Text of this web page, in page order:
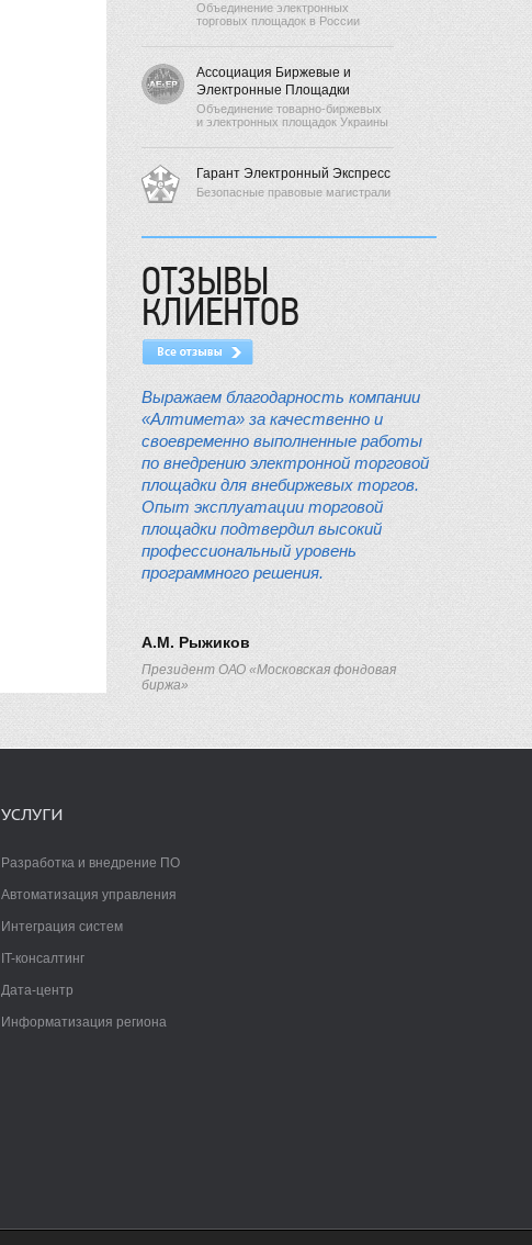
Объединение электронных
торговых площадок в России
Ассоциация Биржевые и
Электронные Площадки
Объединение товарно-биржевых
и электронных площадок Украины
Гарант Электронный Экспресс
Безопасные правовые магистрали
ОТЗЫВЫ
КЛИЕНТОВ
Выражаем благодарность компании
«Алтимета» за качественно и
своевременно выполненные работы
по внедрению электронной торговой
площадки для внебиржевых торгов.
Опыт эксплуатации торговой
площадки подтвердил высокий
профессиональный уровень
программного решения.
А.М. Рыжиков
Президент ОАО «Московская фондовая
биржа»
УСЛУГИ
Разработка и внедрение ПО
Автоматизация управления
Интеграция систем
IT-консалтинг
Дата-центр
Информатизация региона